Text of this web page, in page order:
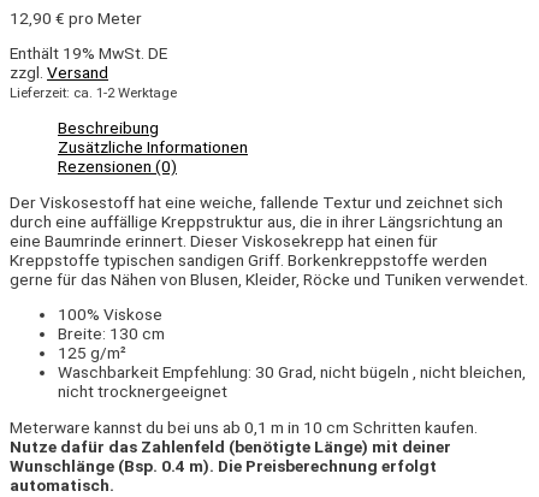
12,90 € pro Meter
Enthält 19% MwSt. DE
zzgl. Versand
Lieferzeit: ca. 1-2 Werktage
Beschreibung
Zusätzliche Informationen
Rezensionen (0)
Der Viskosestoff hat eine weiche, fallende Textur und zeichnet sich
durch eine auffällige Kreppstruktur aus, die in ihrer Längsrichtung an
eine Baumrinde erinnert. Dieser Viskosekrepp hat einen für
Kreppstoffe typischen sandigen Griff. Borkenkreppstoffe werden
gerne für das Nähen von Blusen, Kleider, Röcke und Tuniken verwendet.
100% Viskose
Breite: 130 cm
125 g/m²
Waschbarkeit Empfehlung: 30 Grad, nicht bügeln , nicht bleichen,
nicht trocknergeeignet
Meterware kannst du bei uns ab 0,1 m in 10 cm Schritten kaufen.
Nutze dafür das Zahlenfeld (benötigte Länge) mit deiner
Wunschlänge (Bsp. 0.4 m). Die Preisberechnung erfolgt
automatisch.